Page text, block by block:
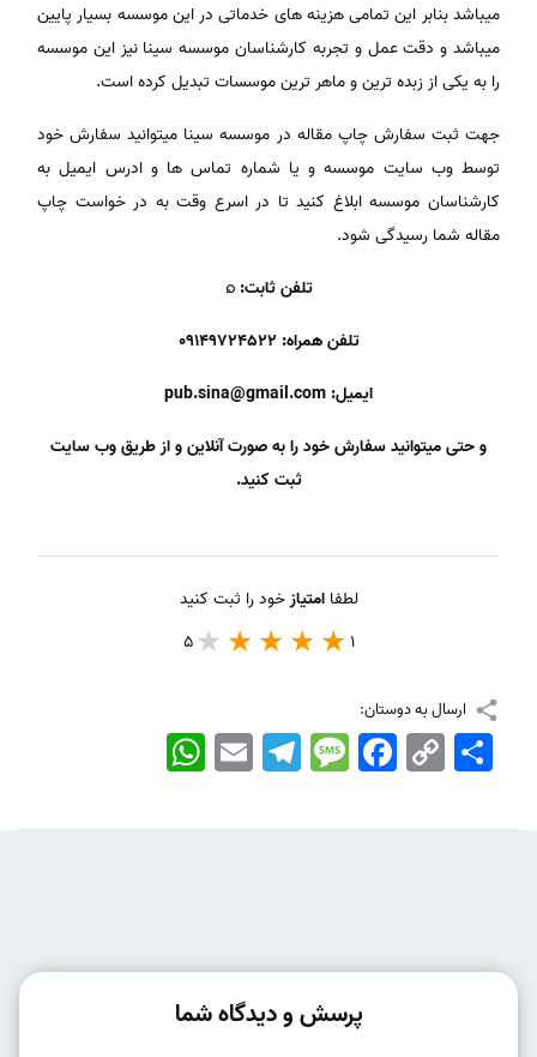
میباشد بنابر این تمامی هزینه های خدماتی در این موسسه بسیار پایین
میباشد و دقت عمل و تجربه کارشناسان موسسه سینا نیز این موسسه
را به یکی از زبده ترین و ماهر ترین موسسات تبدیل کرده است.
جهت ثبت سفارش چاپ مقاله در موسسه سینا میتوانید سفارش خود
توسط وب سایت موسسه و یا شماره تماس ها و ادرس ایمیل به
کارشناسان موسسه ابلاغ کنید تا در اسرع وقت به در خواست چاپ
مقاله شما رسیدگی شود.
تلفن ثابت: ⌕
تلفن همراه: 09149724522
ایمیل: pub.sina@gmail.com
و حتی میتوانید سفارش خود را به صورت آنلاین و از طریق وب سایت
ثبت کنید.
لطفاامتیازخود را ثبت کنید
1
5
ارسال به دوستان:
WhatsApp EmailTelegramMessageFacebook Copy
Link
اشتراک
پرسش و دیدگاه شما